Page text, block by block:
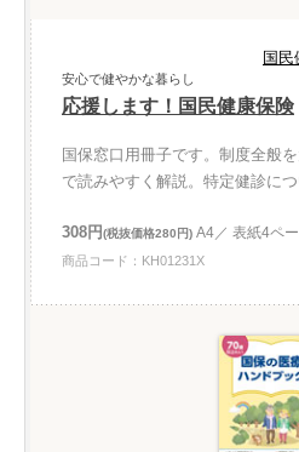
国民
安心で健やかな暮らし
応援します！国民健康保険
国保窓口用冊子です。制度全般
で読みやすく解説。特定健診につ
308円(税抜価格280円) A4／ 表紙4ペ
商品コード：KH01231X